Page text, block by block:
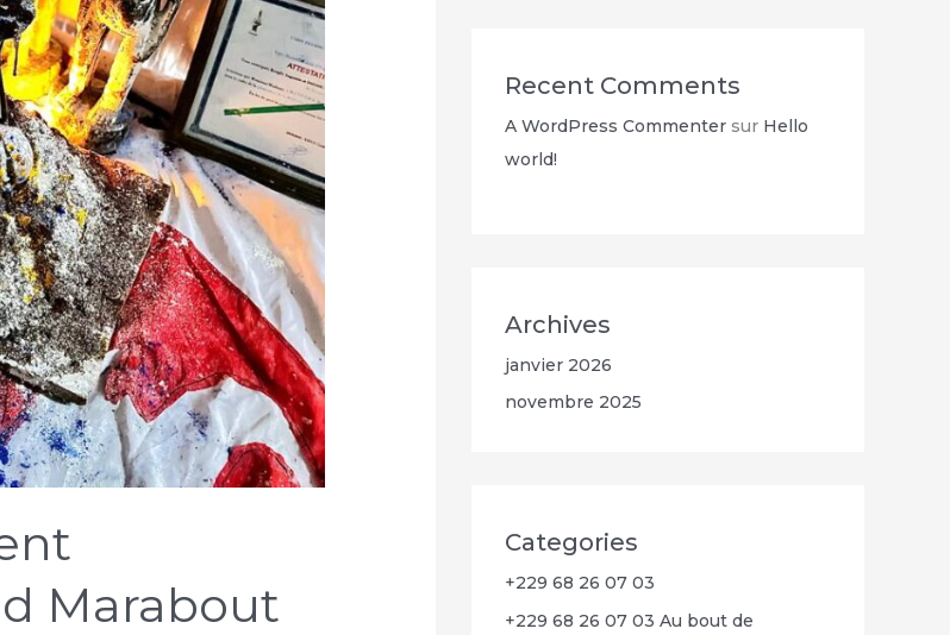
Marabout
Recent Comments
A WordPress Commenter sur Hello
world!
Archives
janvier 2026
novembre 2025
Categories
+229 68 26 07 03
+229 68 26 07 03 Au bout de